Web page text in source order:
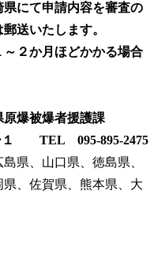
にて申請内容を審査の
送いたします。
２か月ほどかかる場合
原爆被爆者援護課
１ TEL 095-895-2475
県、山口県、徳島県、
、佐賀県、熊本県、大